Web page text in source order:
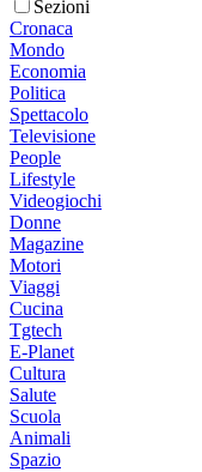
Sezioni
Cronaca
Mondo
Economia
Politica
Spettacolo
Televisione
People
Lifestyle
Videogiochi
Donne
Magazine
Motori
Viaggi
Cucina
Tgtech
E-Planet
Cultura
Salute
Scuola
Animali
Spazio